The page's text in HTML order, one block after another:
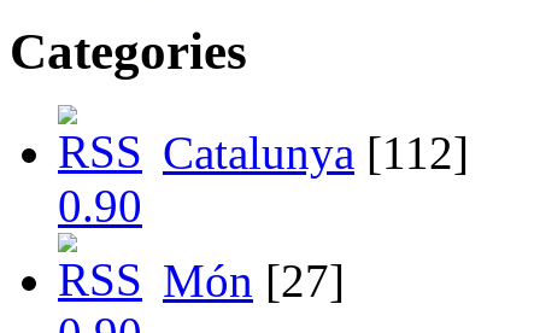
Categories
Catalunya [112]
Món [27]